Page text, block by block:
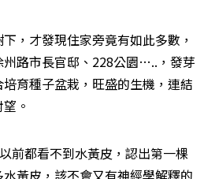
，才發現住家旁竟有如此多數，
路市長官邸、228公園…..，發芽
育種子盆栽，旺盛的生機，連結
。
前都看不到水黃皮，認出第一棵